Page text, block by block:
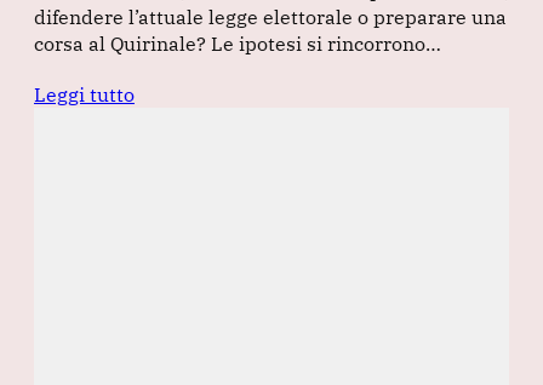
difendere l’attuale legge elettorale o preparare una
corsa al Quirinale? Le ipotesi si rincorrono…
Leggi tutto